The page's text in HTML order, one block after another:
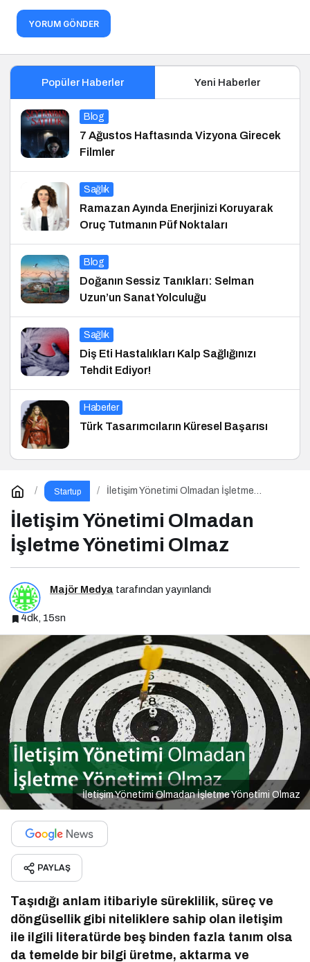
YORUM GÖNDER
Popüler Haberler Yeni Haberler
Blog
7 Ağustos Haftasında Vizyona Girecek
Filmler
Sağlık
Ramazan Ayında Enerjinizi Koruyarak
Oruç Tutmanın Püf Noktaları
Blog
Doğanın Sessiz Tanıkları: Selman
Uzun’un Sanat Yolculuğu
Sağlık
Diş Eti Hastalıkları Kalp Sağlığınızı
Tehdit Ediyor!
Haberler
Türk Tasarımcıların Küresel Başarısı
Startup
İletişim Yönetimi Olmadan İşletme
İletişim Yönetimi Olmadan
İşletme Yönetimi Olmaz
Majör Medya tarafından yayınlandı
4dk, 15sn
İletişim Yönetimi Olmadan İşletme Yönetimi Olmaz
PAYLAŞ
Taşıdığı anlam itibariyle süreklilik, süreç ve
döngüsellik gibi niteliklere sahip olan iletişim
ile ilgili literatürde beş binden fazla tanım olsa
da temelde bir bilgi üretme, aktarma ve